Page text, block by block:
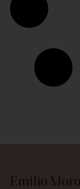
Emilio Moro